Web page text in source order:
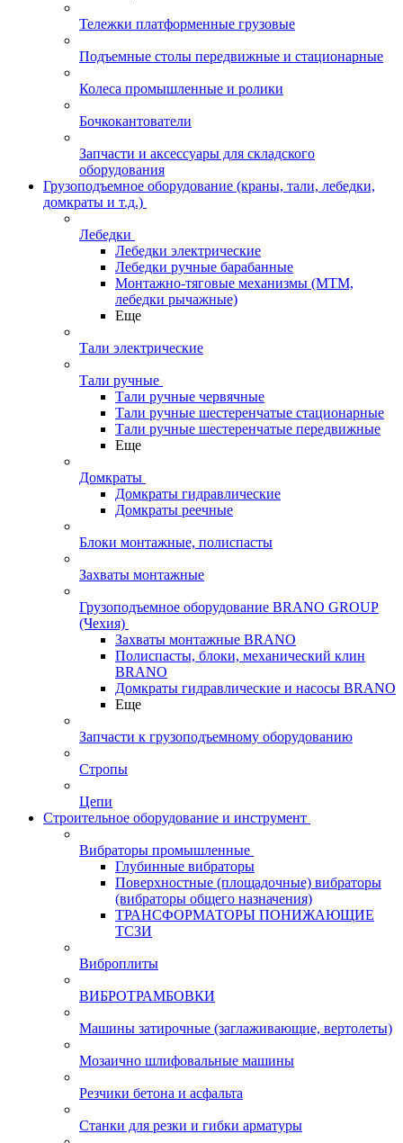
Тележки платформенные грузовые
Подъемные столы передвижные и стационарные
Колеса промышленные и ролики
Бочкокантователи
Запчасти и аксессуары для складского
оборудования
Грузоподъемное оборудование (краны, тали, лебедки,
домкраты и т.д.)
Лебедки
Лебедки электрические
Лебедки ручные барабанные
Монтажно-тяговые механизмы (МТМ,
лебедки рычажные)
Еще
Тали электрические
Тали ручные
Тали ручные червячные
Тали ручные шестеренчатые стационарные
Тали ручные шестеренчатые передвижные
Еще
Домкраты
Домкраты гидравлические
Домкраты реечные
Блоки монтажные, полиспасты
Захваты монтажные
Грузоподъемное оборудование BRANO GROUP
(Чехия)
Захваты монтажные BRANO
Полиспасты, блоки, механический клин
BRANO
Домкраты гидравлические и насосы BRANO
Еще
Запчасти к грузоподъемному оборудованию
Стропы
Цепи
Строительное оборудование и инструмент
Вибраторы промышленные
Глубинные вибраторы
Поверхностные (площадочные) вибраторы
(вибраторы общего назначения)
ТРАНСФОРМАТОРЫ ПОНИЖАЮЩИЕ
ТСЗИ
Виброплиты
ВИБРОТРАМБОВКИ
Машины затирочные (заглаживающие, вертолеты)
Мозаично шлифовальные машины
Резчики бетона и асфальта
Станки для резки и гибки арматуры